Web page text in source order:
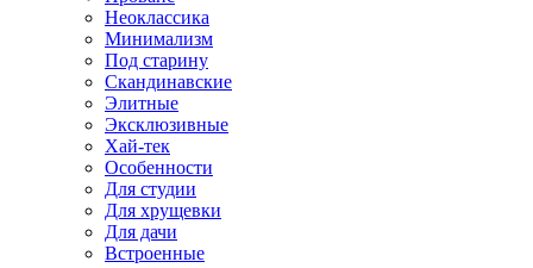
Неоклассика
Минимализм
Под старину
Скандинавские
Элитные
Эксклюзивные
Хай-тек
Особенности
Для студии
Для хрущевки
Для дачи
Встроенные